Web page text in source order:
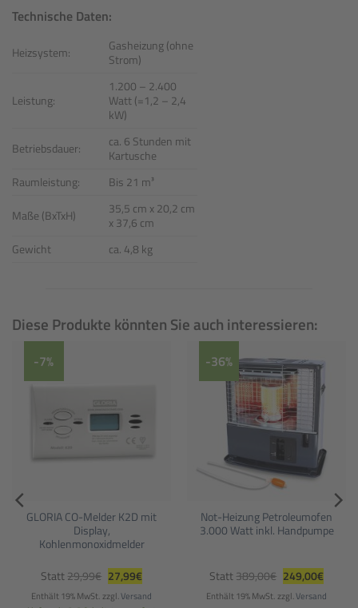
Technische Daten:
Heizsystem:
Gasheizung (ohne
Strom)
Leistung:
1.200 – 2.400
Watt (=1,2 – 2,4
kW)
Betriebsdauer:
ca. 6 Stunden mit
Kartusche
Raumleistung:
Bis 21 m³
Maße (BxTxH)
35,5 cm x 20,2 cm
x 37,6 cm
Gewicht
ca. 4,8 kg
Diese Produkte könnten Sie auch interessieren:
-7%
GLORIA CO-Melder K2D mit
Display,
Kohlenmonoxidmelder
Statt 29,99€ Ursprünglicher
Preis
war:
29,99€
27,99€Aktueller
Preis
ist:
27,99€.
Enthält 19% MwSt.zzgl.Versand
-36%
Not-Heizung Petroleumofen
3.000 Watt inkl. Handpumpe
Statt 389,00€ Ursprünglicher
Preis
war:
389,00€
249,00€Preis
ist:
Enthält 19% MwSt.zzgl.Versand